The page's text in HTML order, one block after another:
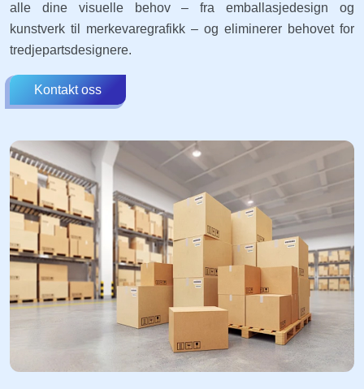
alle dine visuelle behov – fra emballasjedesign og
kunstverk til merkevaregrafikk – og eliminerer behovet for
tredjepartsdesignere.
Kontakt oss